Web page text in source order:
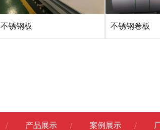
不锈钢板 不锈钢卷板
产品展示 案例展示